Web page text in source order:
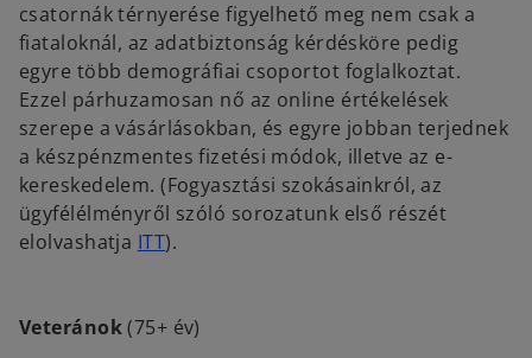
csatornák térnyerése figyelhető meg nem csak a
fiataloknál, az adatbiztonság kérdésköre pedig
egyre több demográfiai csoportot foglalkoztat.
Ezzel párhuzamosan nő az online értékelések
szerepe a vásárlásokban, és egyre jobban terjednek
a készpénzmentes fizetési módok, illetve az e-
kereskedelem. (Fogyasztási szokásainkról, az
ügyfélélményről szóló sorozatunk első részét
elolvashatja ITT).
Veteránok(75+ év)